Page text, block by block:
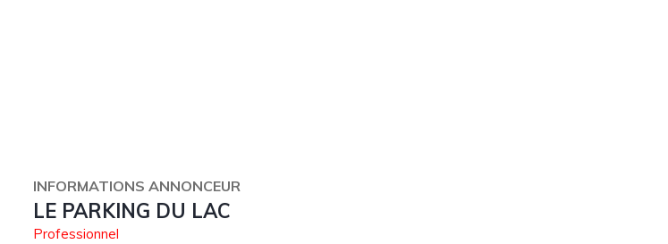
INFORMATIONS ANNONCEUR
LE PARKING DU LAC
Professionnel